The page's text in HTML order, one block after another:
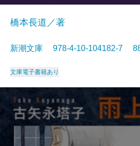
橋本長道／著
新潮文庫 978-4-10-104182-7
文庫電子書籍あり